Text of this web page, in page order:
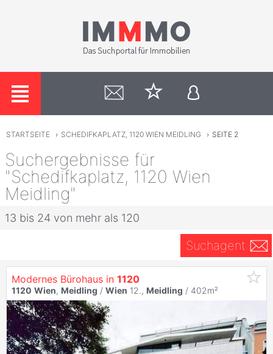
STARTSEITE › SCHEDIFKAPLATZ, 1120 WIEN MEIDLING › SEITE 2
Suchergebnisse für
"Schedifkaplatz, 1120 Wien
Meidling"
13 bis 24 von mehr als 120
Suchagent
Modernes Bürohaus in 1120
1120 Wien, Meidling / Wien 12., Meidling / 402m²